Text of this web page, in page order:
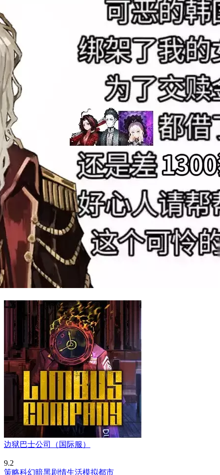
边狱巴士公司（国际服）
9.2
策略科幻暗黑剧情生活模拟都市